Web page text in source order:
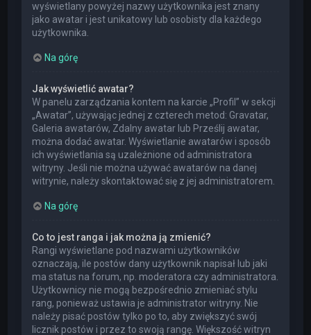
wyświetlany powyżej nazwy użytkownika jest znany
jako awatar i jest unikatowy lub osobisty dla każdego
użytkownika.
Na górę
Jak wyświetlić awatar?
W panelu zarządzania kontem na karcie „Profil” w sekcji
„Awatar”, używając jednej z czterech metod: Gravatar,
Galeria awatarów, Zdalny awatar lub Prześlij awatar,
można dodać awatar. Wyświetlanie awatarów i sposób
ich wyświetlania są uzależnione od administratora
witryny. Jeśli nie można używać awatarów na danej
witrynie, należy skontaktować się z jej administratorem.
Na górę
Co to jest ranga i jak można ją zmienić?
Rangi wyświetlane pod nazwami użytkowników
oznaczają, ile postów dany użytkownik napisał lub jaki
ma status na forum, np. moderatora czy administratora.
Użytkownicy nie mogą bezpośrednio zmieniać stylu
rang, ponieważ ustawia je administrator witryny. Nie
należy pisać postów tylko po to, aby zwiększyć swój
licznik postów i przez to swoją rangę. Większość witryn